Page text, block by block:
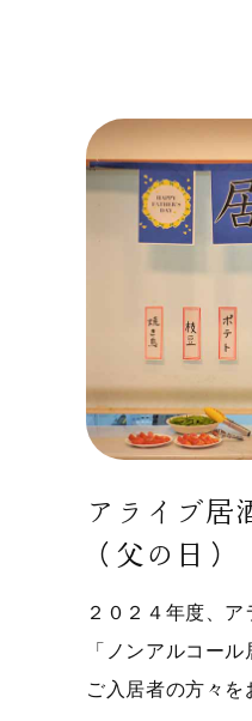
アライブ居
（父の日
２０２４年度、
「ノンアルコー
ご入居者の方々